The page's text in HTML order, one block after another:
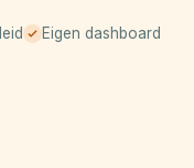
Eigen dashboard